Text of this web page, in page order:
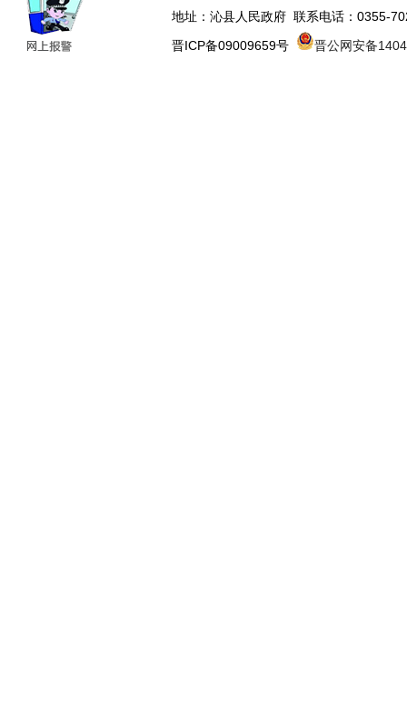
地址：沁县人民政府 联系电话：0355-
晋ICP备09009659号
晋公网安备